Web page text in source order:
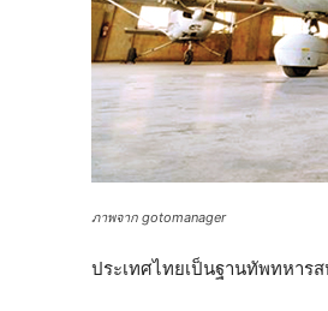
ภาพจาก gotomanager
ประเทศไทยเป็นฐานทัพทหาร